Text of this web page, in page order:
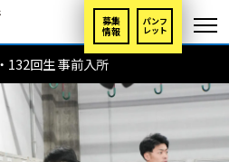
募集
情報
パンフ
レット
132回生 事前入所